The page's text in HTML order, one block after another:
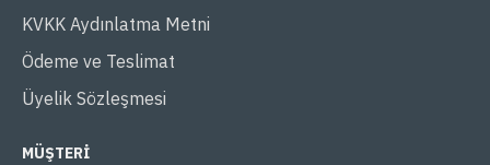
KVKK Aydınlatma Metni
Ödeme ve Teslimat
Üyelik Sözleşmesi
MÜŞTERI